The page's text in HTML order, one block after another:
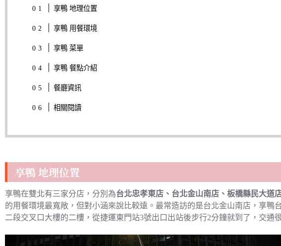
享鴨 地理位置
享鴨 用餐環境
享鴨 菜單
享鴨 餐點介紹
餐廳資訊
相關閱讀
享鴨 地理位置
享鴨在雙北有三家分店，分別為台北忠孝東店、台北金山南店、板橋縣民大道
的用餐環境最寬敞，但對小涵來說比較遠。最常造訪的是台北金山南店，享鴨
二段交叉口大樓的二樓，從捷運東門站3號出口出站後步行2分鐘就到了，交通